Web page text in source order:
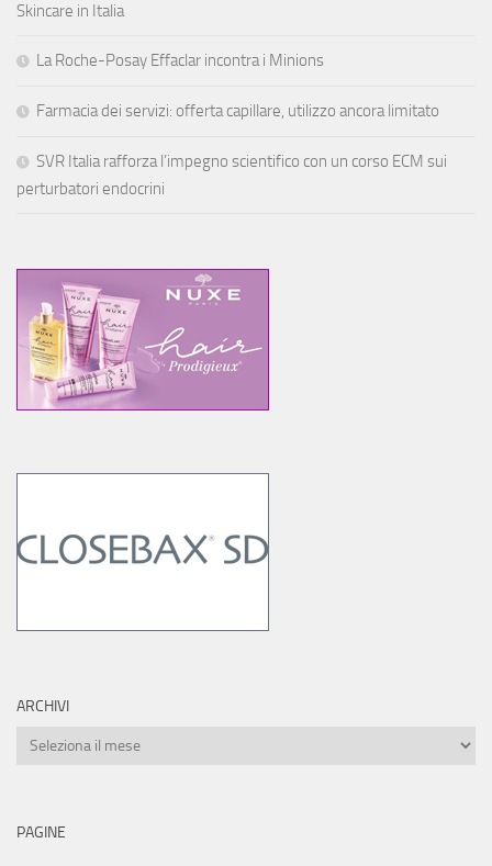
Skincare in Italia
La Roche-Posay Effaclar incontra i Minions
Farmacia dei servizi: offerta capillare, utilizzo ancora limitato
SVR Italia rafforza l’impegno scientifico con un corso ECM sui
perturbatori endocrini
ARCHIVI
Archivi
PAGINE